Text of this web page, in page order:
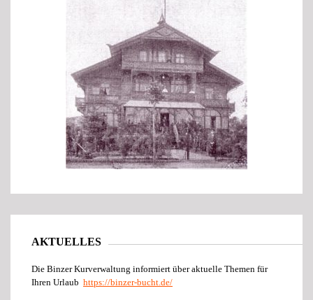
AKTUELLES
Die Binzer Kurverwaltung informiert über aktuelle Themen für
Ihren Urlaub https://binzer-bucht.de/